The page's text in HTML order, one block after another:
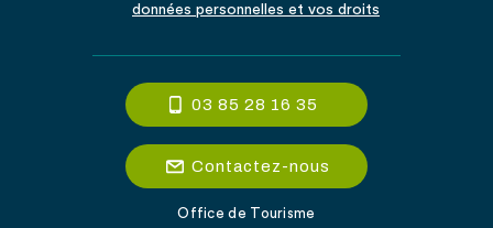
données personnelles et vos droits
03 85 28 16 35
Contactez-nous
Office de Tourisme